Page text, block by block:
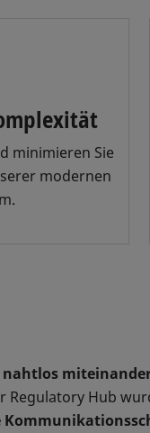
minimieren Sie
modernen
Regulatory Hub